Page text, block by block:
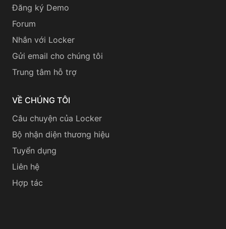
Đăng ký Demo
Forum
Nhắn với Locker
Gửi email cho chúng tôi
Trung tâm hỗ trợ
VỀ CHÚNG TÔI
Câu chuyện của Locker
Bộ nhận diện thương hiệu
Tuyển dụng
Liên hệ
Hợp tác